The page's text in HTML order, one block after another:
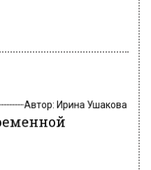
Автор:Ирина Ушакова